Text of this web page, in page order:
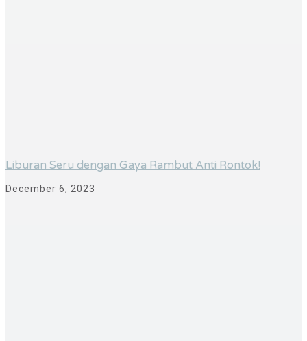
Liburan Seru dengan Gaya Rambut Anti Rontok!
December 6, 2023